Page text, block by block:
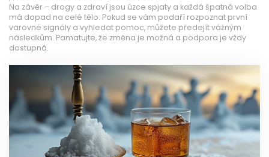
Na závěr – drogy a zdraví jsou úzce spjaty a každá špatná volba
má dopad na celé tělo. Pokud se vám podaří rozpoznat první
varovné signály a vyhledat pomoc, můžete předejít vážným
následkům. Pamatujte, že změna je možná a podpora je vždy
dostupná.